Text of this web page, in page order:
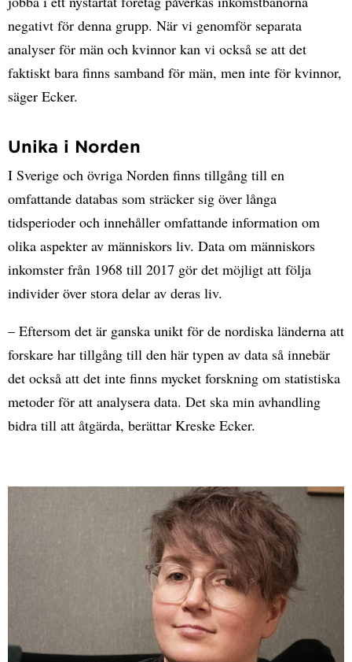
negativt för denna grupp. När vi genomför separata
analyser för män och kvinnor kan vi också se att det
faktiskt bara finns samband för män, men inte för kvinnor,
säger Ecker.
Unika i Norden
I Sverige och övriga Norden finns tillgång till en
omfattande databas som sträcker sig över långa
tidsperioder och innehåller omfattande information om
olika aspekter av människors liv. Data om människors
inkomster från 1968 till 2017 gör det möjligt att följa
individer över stora delar av deras liv.
– Eftersom det är ganska unikt för de nordiska länderna att
forskare har tillgång till den här typen av data så innebär
det också att det inte finns mycket forskning om statistiska
metoder för att analysera data. Det ska min avhandling
bidra till att åtgärda, berättar Kreske Ecker.